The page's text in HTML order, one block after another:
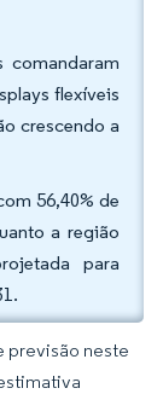
comandaram
flexíveis
crescendo a
56,40% de
a região
para
previsão neste